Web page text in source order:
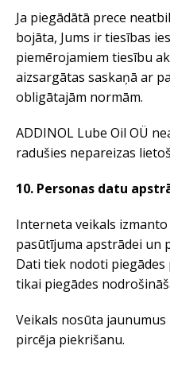
Ja piegādātā prece
bojāta, Jums ir tiesības
piemērojamiem tiesību
aizsargātas saskaņā ar
obligātajām normām.
ADDINOL Lube Oil OÜ
radušies nepareizas
10. Personas datu
Interneta veikals
pasūtījuma apstrādei un
Dati tiek nodoti
tikai piegādes
Veikals nosūta
pircēja piekrišanu.